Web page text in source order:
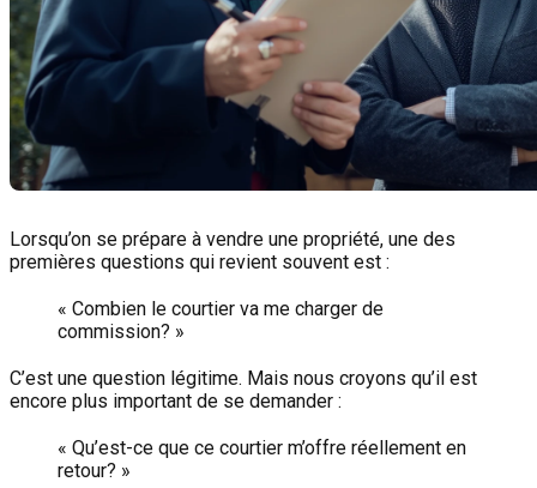
Lorsqu’on se prépare à vendre une propriété, une des
premières questions qui revient souvent est :
« Combien le courtier va me charger de
commission? »
C’est une question légitime. Mais nous croyons qu’il est
encore plus important de se demander :
« Qu’est-ce que ce courtier m’offre réellement en
retour? »